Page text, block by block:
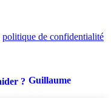
politique de confidentialité
Guillaume